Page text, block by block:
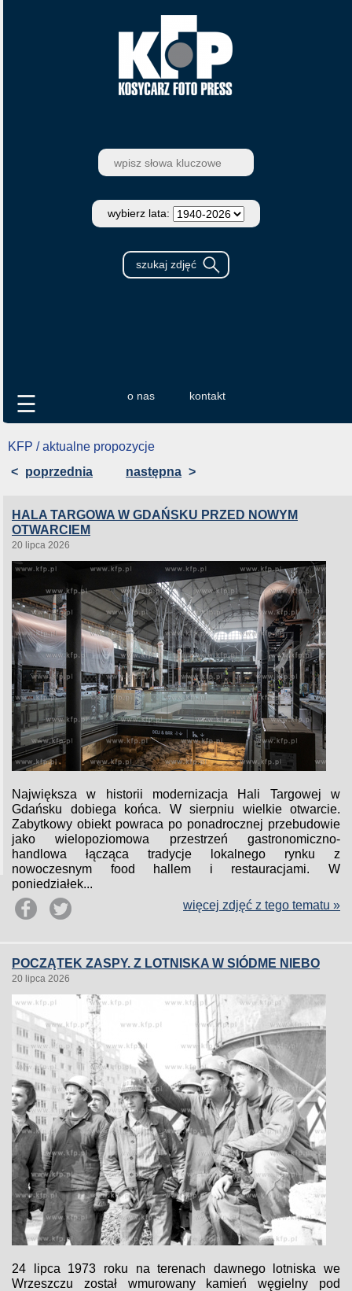
wybierz lata:
o nas kontakt
☰
KFP / aktualne propozycje
< poprzednia następna >
HALA TARGOWA W GDAŃSKU PRZED NOWYM
OTWARCIEM
20 lipca 2026
Największa w historii modernizacja Hali Targowej w
Gdańsku dobiega końca. W sierpniu wielkie otwarcie.
Zabytkowy obiekt powraca po ponadrocznej przebudowie
jako wielopoziomowa przestrzeń gastronomiczno-
handlowa łącząca tradycje lokalnego rynku z
nowoczesnym food hallem i restauracjami. W
poniedziałek...
więcej zdjęć z tego tematu »
POCZĄTEK ZASPY. Z LOTNISKA W SIÓDME NIEBO
20 lipca 2026
24 lipca 1973 roku na terenach dawnego lotniska we
Wrzeszczu został wmurowany kamień węgielny pod